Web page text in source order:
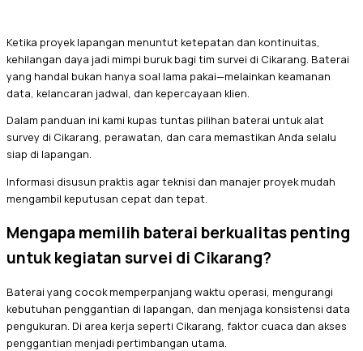
Ketika proyek lapangan menuntut ketepatan dan kontinuitas,
kehilangan daya jadi mimpi buruk bagi tim survei di Cikarang. Baterai
yang handal bukan hanya soal lama pakai—melainkan keamanan
data, kelancaran jadwal, dan kepercayaan klien.
Dalam panduan ini kami kupas tuntas pilihan baterai untuk alat
survey di Cikarang, perawatan, dan cara memastikan Anda selalu
siap di lapangan.
Informasi disusun praktis agar teknisi dan manajer proyek mudah
mengambil keputusan cepat dan tepat.
Mengapa memilih baterai berkualitas penting
untuk kegiatan survei di Cikarang?
Baterai yang cocok memperpanjang waktu operasi, mengurangi
kebutuhan penggantian di lapangan, dan menjaga konsistensi data
pengukuran. Di area kerja seperti Cikarang, faktor cuaca dan akses
penggantian menjadi pertimbangan utama.